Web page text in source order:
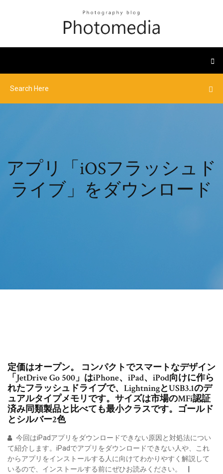
アプリ「iOSフラッシュド
ライブ」をダウンロード
定価はオープン。 コンパクトでスマートなデザイン
「JetDrive Go 500」はiPhone、iPad、iPod向けに作ら
れたフラッシュドライブで、LightningとUSB3.1のデ
ュアルタイプメモリです。サイズは市場のMFi認証
済み同類製品と比べても最小クラスです。ゴールド
とシルバー2色
今回はiPadアプリをダウンロードできない原因と対処法につい
て紹介します。iPadでアプリをダウンロードできない人や、これ
からアプリをインストールする人に向けてわかりやすく解説して
いるので、インストールする前にぜひお読みください。